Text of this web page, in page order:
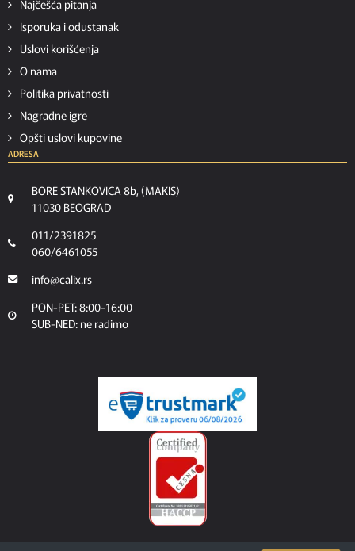
Najčešća pitanja
Isporuka i odustanak
Uslovi korišćenja
O nama
Politika privatnosti
Nagradne igre
Opšti uslovi kupovine
ADRESA
BORE STANKOVICA 8b, (MAKIS)
11030 BEOGRAD
011/2391825
060/6461055
info@calix.rs
PON-PET: 8:00-16:00
SUB-NED: ne radimo